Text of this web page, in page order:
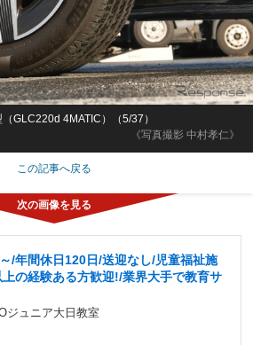
《写真撮影 中村孝仁》
GLC220d 4MATIC）（5/37）
この記事へ戻る
/年間休日120日/送迎なし/児童福祉施
の経験ある方歓迎!/業界大手で教育サ
ジュニア大日教室